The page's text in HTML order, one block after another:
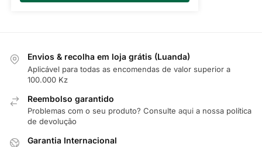
Envios & recolha em loja grátis (Luanda)
Aplicável para todas as encomendas de valor superior a
100.000 Kz
Reembolso garantido
Problemas com o seu produto? Consulte aqui a nossa política
de devolução
Garantia Internacional